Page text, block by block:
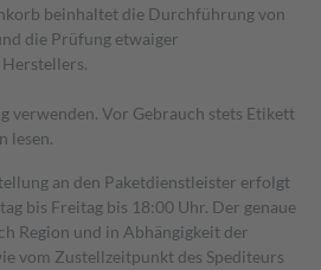
beinhaltet die Durchführung von
die Prüfung etwaiger
verwenden. Vor Gebrauch stets Etikett
lesen.
an den Paketdienstleister erfolgt
bis Freitag bis 18:00 Uhr. Der genaue
Region und in Abhängigkeit der
vom Zustellzeitpunkt des Spediteurs